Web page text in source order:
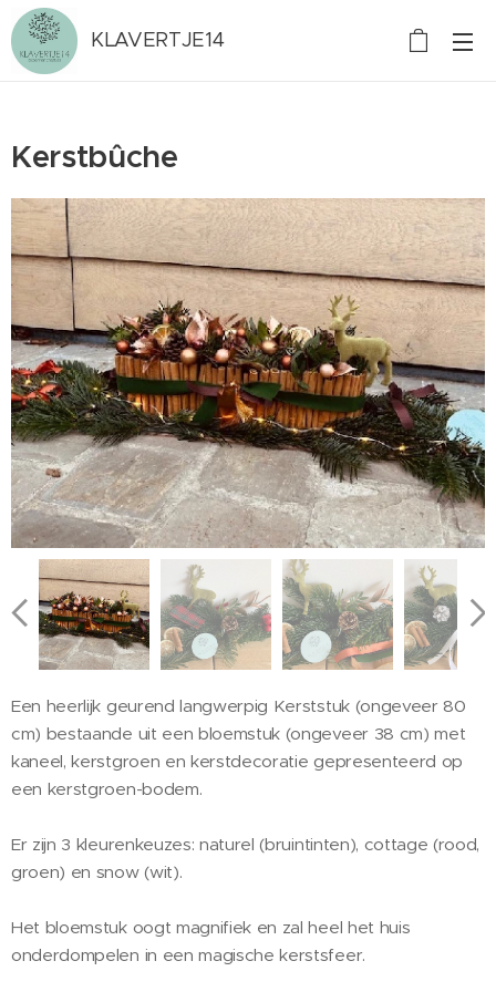
KLAVERTJE14
Kerstbûche
Een heerlijk geurend langwerpig Kerststuk (ongeveer 80
cm) bestaande uit een bloemstuk (ongeveer 38 cm) met
kaneel, kerstgroen en kerstdecoratie gepresenteerd op
een kerstgroen-bodem.
Er zijn 3 kleurenkeuzes: naturel (bruintinten), cottage (rood,
groen) en snow (wit).
Het bloemstuk oogt magnifiek en zal heel het huis
onderdompelen in een magische kerstsfeer.